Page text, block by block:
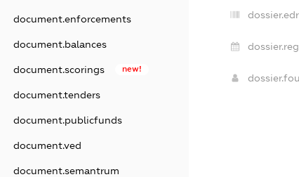
document.enforcements
document.balances
document.scorings new!
document.tenders
document.publicfunds
document.ved
document.semantrum